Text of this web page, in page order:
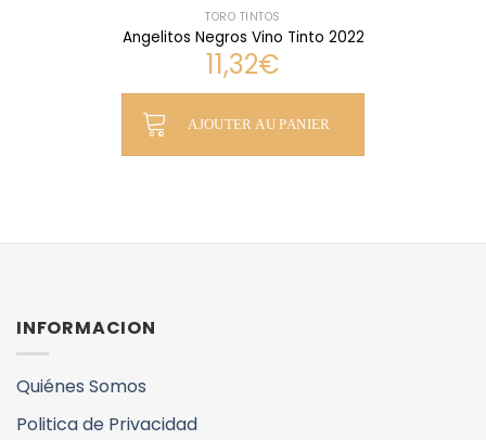
TORO TINTOS
Angelitos Negros Vino Tinto 2022
11,32€
AJOUTER AU PANIER
INFORMACION
Quiénes Somos
Politica de Privacidad